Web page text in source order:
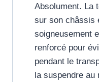
Absolument. La
sur son châssis
soigneusement
renforcé pour
pendant le
la suspendre au